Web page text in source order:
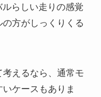
らしい走りの感覚
方がしっくりくる
えるなら、通常モ
ケースもありま